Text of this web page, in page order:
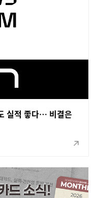
실적 좋다… 비결은